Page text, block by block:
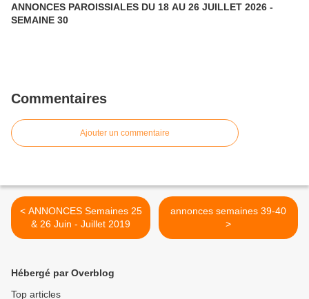
ANNONCES PAROISSIALES DU 18 AU 26 JUILLET 2026 -
SEMAINE 30
Commentaires
Ajouter un commentaire
< ANNONCES Semaines 25
& 26 Juin - Juillet 2019
annonces semaines 39-40
>
Hébergé par Overblog
Top articles